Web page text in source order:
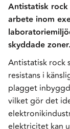
Antistatisk
arbete inom
skyddade zoner.
Antistatisk rock
resistans i
plagget
vilket gör det
elektricitet kan